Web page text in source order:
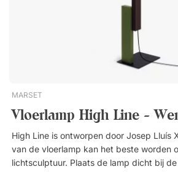
MARSET
Vloerlamp High Line -
High Line is ontworpen door Josep Lluís
van de vloerlamp kan het beste worden
lichtsculptuur. Plaats de lamp dicht bij de